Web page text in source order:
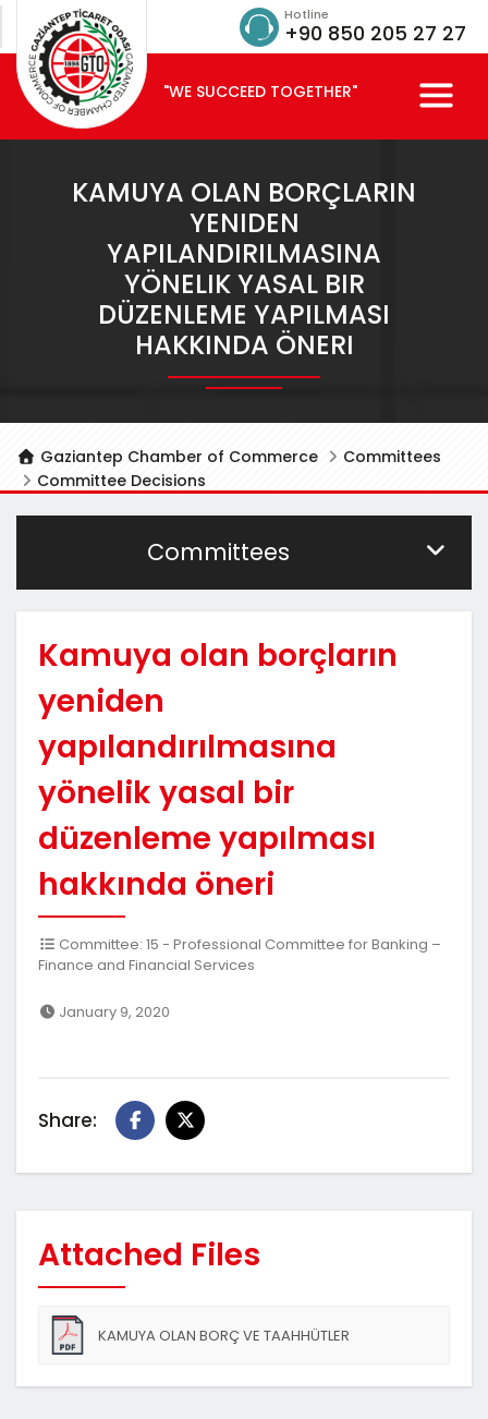
Hotline
+90 850 205 27 27
"WE SUCCEED TOGETHER"
KAMUYA OLAN BORÇLARIN
YENIDEN
YAPILANDIRILMASINA
YÖNELIK YASAL BIR
DÜZENLEME YAPILMASI
HAKKINDA ÖNERI
Gaziantep Chamber of Commerce
Committees
Committee Decisions
Committees
Kamuya olan borçların
yeniden
yapılandırılmasına
yönelik yasal bir
düzenleme yapılması
hakkında öneri
Committee: 15 - Professional Committee for Banking –
Finance and Financial Services
January 9, 2020
Share:
Attached Files
KAMUYA OLAN BORÇ VE TAAHHÜTLER